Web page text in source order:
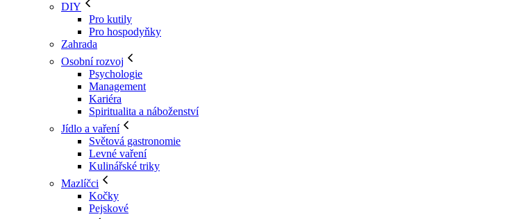
DIY
Pro kutily
Pro hospodyňky
Zahrada
Osobní rozvoj
Psychologie
Management
Kariéra
Spiritualita a náboženství
Jídlo a vaření
Světová gastronomie
Levné vaření
Kulinářské triky
Mazlíčci
Kočky
Pejskové